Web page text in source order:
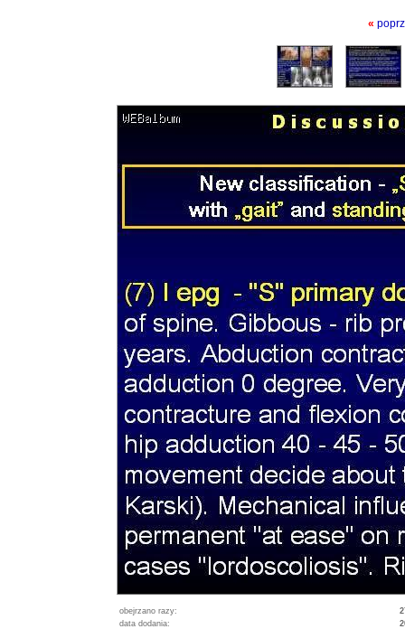
«
obejrzano razy:
data dodania: